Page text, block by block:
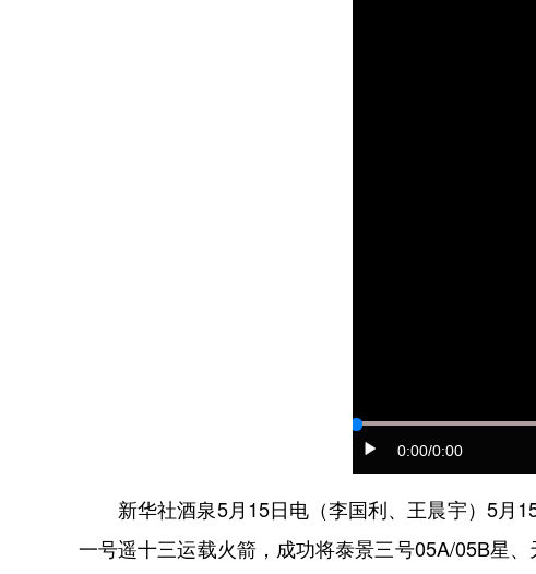
0:00/0:00
新华社酒泉5月15日电（李国利、王晨宇）5月
一号遥十三运载火箭，成功将泰景三号05A/05B星